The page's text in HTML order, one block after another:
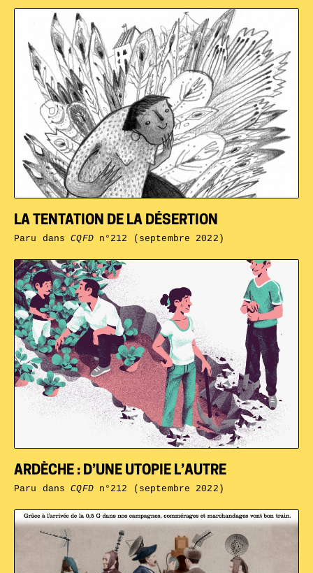
ARDÈCHE : D’UNE UTOPIE L’AUTRE
Paru dansCQFDn°212 (septembre 2022)
LA TENTATION DE LA DÉSERTION
Paru dansCQFDn°212 (septembre 2022)